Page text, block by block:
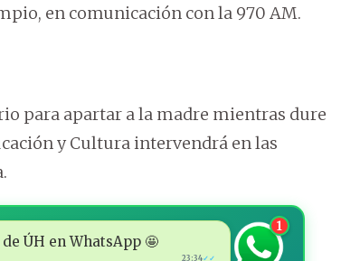
en comunicación con la 970 AM.
para apartar a la madre mientras dure
y Cultura intervendrá en las
ÚH en WhatsApp 🤩
23:34✓✓
1